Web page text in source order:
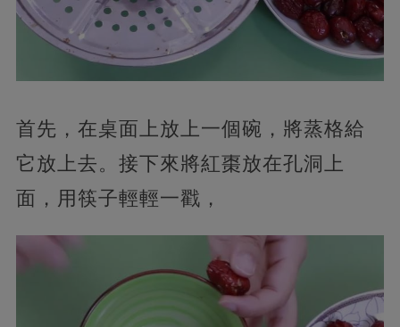
首先，在桌面上放上一個碗，將蒸格給
它放上去。接下來將紅棗放在孔洞上
面，用筷子輕輕一戳，